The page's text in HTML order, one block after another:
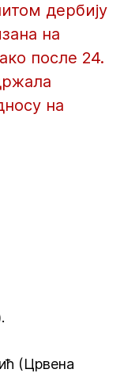
дербију
на
после 24.
на
(Црвена